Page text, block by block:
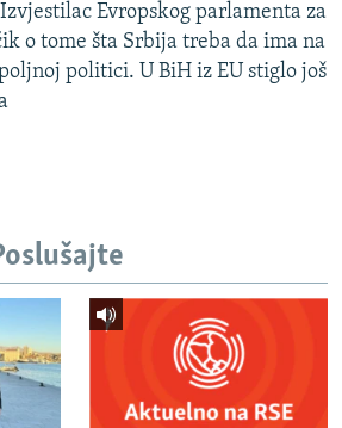
BIH
Evropskog parlamenta za
o tome šta Srbija treba da ima na
politici. U BiH iz EU stiglo još